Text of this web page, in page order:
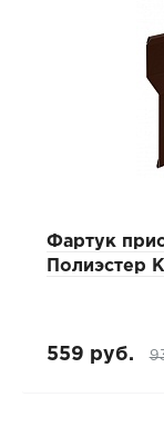
Фартук
Полиэстер
559 руб.